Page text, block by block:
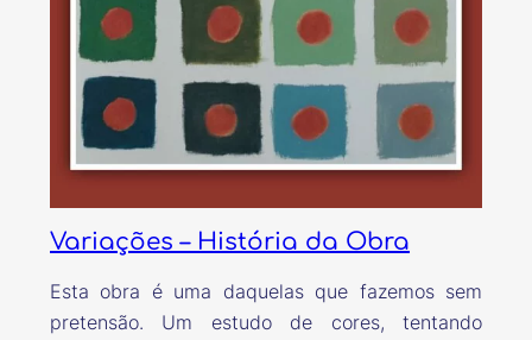
Variações – História da Obra
Esta obra é uma daquelas que fazemos sem
pretensão. Um estudo de cores, tentando